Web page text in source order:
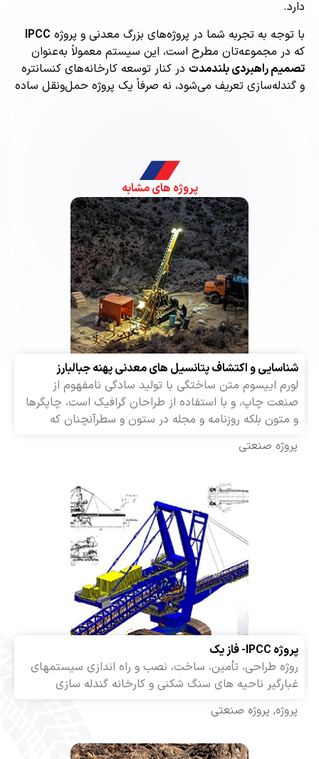
به تجربه شما در پروژه‌های بزرگ معدنی و پروژهIPCC
مجموعه‌تان مطرح است، این سیستم معمولاً به‌عنوان
راهبردی بلندمدتدر کنار توسعه کارخانه‌های کنسانتره
تعریف می‌شود، نه صرفاً یک پروژه حمل‌ونقل ساده
پروژه های مشابه
و اکتشاف پتانسیل های معدنی پهنه جبالبارز
ایپسوم متن ساختگی با تولید سادگی نامفهوم از
چاپ، و با استفاده از طراحان گرافیک است، چاپگرها
بلکه روزنامه و مجله در ستون و سطرآنچنان که
صنعتی
طراحی، تأمین، ساخت، نصب و راه اندازی سیستمهای
ناحیه های سنگ شکنی و کارخانه گندله سازی
پروژه صنعتی